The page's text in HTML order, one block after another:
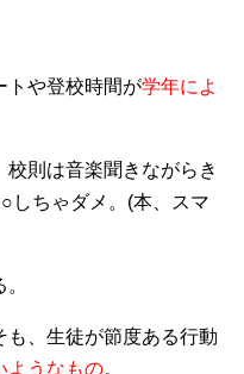
トや登校時間が学年によ
校則は音楽聞きながらき
しちゃダメ。(本、スマ
も、生徒が節度ある行動
ようなもの。